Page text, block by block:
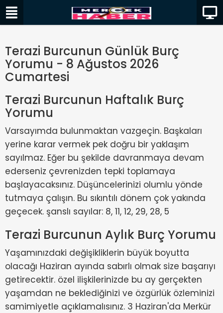
Terazi Burcunun Günlük Burç
Yorumu - 8 Ağustos 2026
Cumartesi
Terazi Burcunun Haftalık Burç
Yorumu
Varsayımda bulunmaktan vazgeçin. Başkaları
yerine karar vermek pek doğru bir yaklaşım
sayılmaz. Eğer bu şekilde davranmaya devam
ederseniz çevrenizden tepki toplamaya
başlayacaksınız. Düşüncelerinizi olumlu yönde
tutmaya çalışın. Bu sıkıntılı dönem çok yakında
geçecek. şanslı sayılar: 8, 11, 12, 29, 28, 5
Terazi Burcunun Aylık Burç Yorumu
Yaşamınızdaki değişikliklerin büyük boyutta
olacağı Haziran ayında sabırlı olmak size başarıyı
getirecektir. özel ilişkilerinizde bu ay gerçekten
yaşamdan ne beklediğinizi ve özgürlük özleminizi
samimiyetle açıklamalısınız. 3 Haziran'da Merkür